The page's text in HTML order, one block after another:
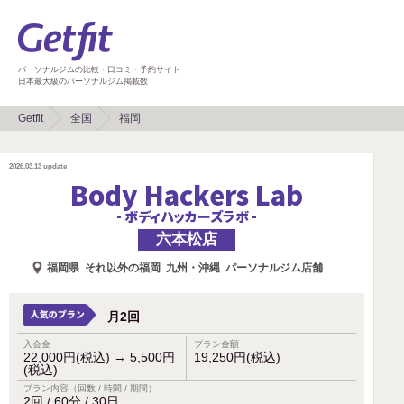
パーソナルジムの比較・口コミ・予約サイト
日本最大級のパーソナルジム掲載数
Getfit 全国 福岡
2026.03.13 update
Body Hackers Lab
- ボディハッカーズラボ -
六本松店
福岡県 それ以外の福岡 九州・沖縄 パーソナルジム店舗
月2回
入会金
22,000円(税込) → 5,500円
(税込)
プラン金額
19,250円(税込)
プラン内容（回数 / 時間 / 期間）
2回 / 60分 / 30日